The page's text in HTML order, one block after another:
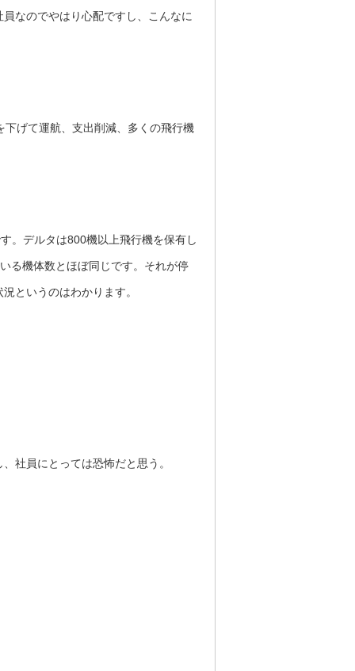
なのでやはり心配ですし、こんなに
げて運航、支出削減、多くの飛行機
。デルタは800機以上飛行機を保有し
る機体数とほぼ同じです。それが停
というのはわかります。
社員にとっては恐怖だと思う。